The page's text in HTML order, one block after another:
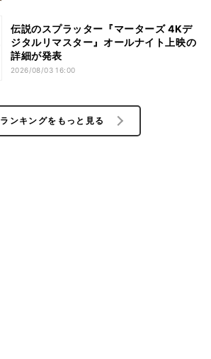
伝説のスプラッター『マーターズ 4Kデ
ジタルリマスター』オールナイト上映の
詳細が発表
2026/08/03 16:00
ランキングをもっと見る